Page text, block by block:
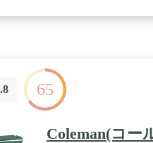
易的なものであり、密閉するも
。 ／ ※汚れを落とす場合は、薄め
用して拭き取るようにしてくださ
であり、熱いものを入れると保
65
Coleman(コー